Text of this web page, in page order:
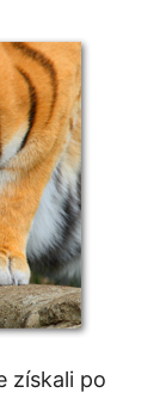
získali po